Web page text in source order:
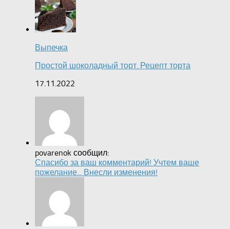
Выпечка
Простой шоколадный торт. Рецепт торта
17.11.2022
povarenok сообщил:
Спасибо за ваш комментарий! Учтем ваше
пожелание... Внесли изменения!